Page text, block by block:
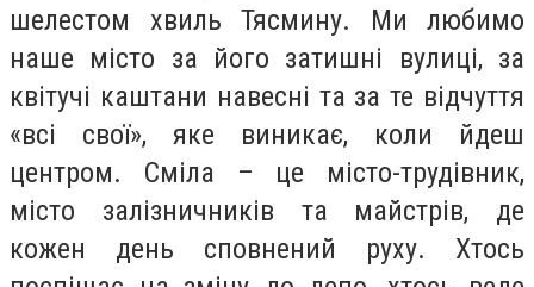
шелестом хвиль Тясмину. Ми любимо
наше місто за його затишні вулиці, за
квітучі каштани навесні та за те відчуття
«всі свої», яке виникає, коли йдеш
центром. Сміла – це місто-трудівник,
місто залізничників та майстрів, де
кожен день сповнений руху. Хтось